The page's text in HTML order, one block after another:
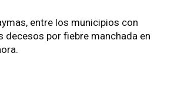
entre los municipios con
decesos por fiebre manchada en